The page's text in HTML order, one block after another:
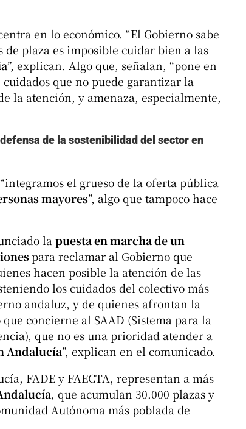
en lo económico. “El Gobierno sabe
de plaza es imposible cuidar bien a las
”, explican. Algo que, señalan, “pone en
que no puede garantizar la
la atención, y amenaza, especialmente,
de la sostenibilidad del sector en
el grueso de la oferta pública
mayores”, algo que tampoco hace
lapuesta en marcha de un
para reclamar al Gobierno que
hacen posible la atención de las
los cuidados del colectivo más
andaluz, y de quienes afrontan la
concierne al SAAD (Sistema para la
que no es una prioridad atender a
Andalucía”, explican en el comunicado.
FADE y FAECTA, representan a más
, que acumulan 30.000 plazas y
Autónoma más poblada de